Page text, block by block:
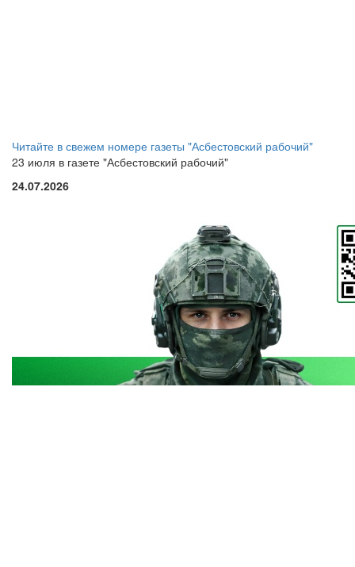
Читайте в свежем номере газеты "Асбестовский рабочий"
23 июля в газете "Асбестовский рабочий"
24.07.2026